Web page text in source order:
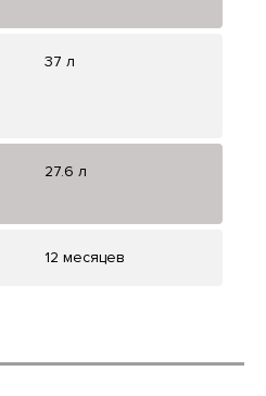
37 л
27.6 л
12 месяцев